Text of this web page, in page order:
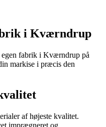
i Kværndrup
egen fabrik i Kværndrup på
markise i præcis den
af højeste kvalitet.
imprægneret og